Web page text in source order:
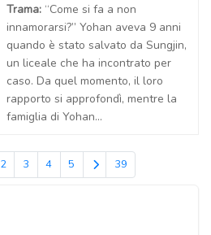
Trama: “Come si fa a non
innamorarsi?” Yohan aveva 9 anni
quando è stato salvato da Sungjin,
un liceale che ha incontrato per
caso. Da quel momento, il loro
rapporto si approfondì, mentre la
famiglia di Yohan...
2 3 4 5 39